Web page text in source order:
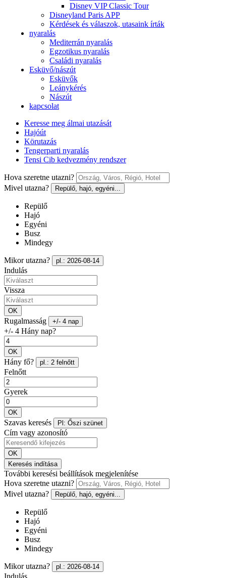
Disney VIP Classic Tour
Disneyland Paris APP
Kérdések és válaszok, utasaink írták
nyaralás
Mediterrán nyaralás
Egzotikus nyaralás
Családi nyaralás
Esküvő/nászút
Esküvők
Leánykérés
Nászút
kapcsolat
Keresse meg álmai utazását
Hajóút
Körutazás
Tengerparti nyaralás
Tensi Cib kedvezmény rendszer
Hova szeretne utazni?
Mivel utazna?
Repülő, hajó, egyéni...
Repülő
Hajó
Egyéni
Busz
Mindegy
Mikor utazna? pl.: 2026-08-14
Indulás
Vissza
OK
Rugalmasság +/- 4 nap
+/- 4 Hány nap?
OK
Hány fő? pl.: 2 felnőtt
Felnőtt
Gyerek
OK
Szavas keresés Pl: Őszi szünet
Cím vagy azonosító
OK
Keresés indítása
További keresési beállítások megjelenítése
Hova szeretne utazni?
Mivel utazna?
Repülő, hajó, egyéni...
Repülő
Hajó
Egyéni
Busz
Mindegy
Mikor utazna? pl.: 2026-08-14
Indulás